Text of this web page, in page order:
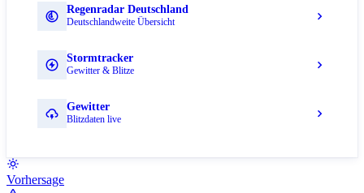
Regenradar Deutschland
Deutschlandweite Übersicht
Stormtracker
Gewitter & Blitze
Gewitter
Blitzdaten live
Vorhersage